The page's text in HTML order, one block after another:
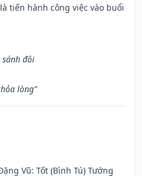
tiến hành công việc vào buổi
sánh đôi
lòng”
Vũ: Tốt (Bình Tú) Tướng